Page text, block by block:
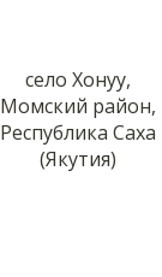
село Хонуу,
Момский район,
Республика Саха
(Якутия)